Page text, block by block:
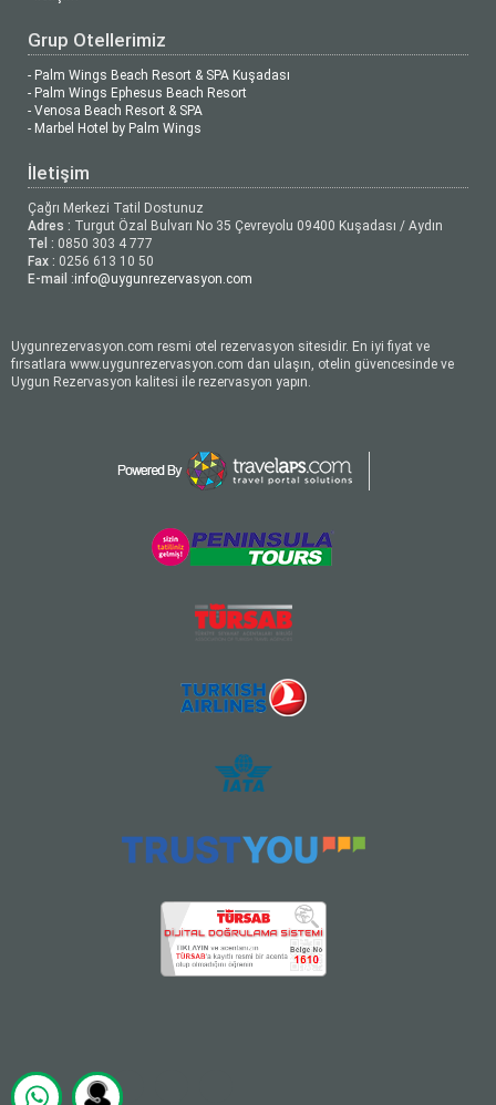
Grup Otellerimiz
- Palm Wings Beach Resort & SPA Kuşadası
- Palm Wings Ephesus Beach Resort
- Venosa Beach Resort & SPA
- Marbel Hotel by Palm Wings
İletişim
Çağrı Merkezi Tatil Dostunuz
Adres : Turgut Özal Bulvarı No 35 Çevreyolu 09400 Kuşadası / Aydın
Tel : 0850 303 4 777
Fax : 0256 613 10 50
E-mail :info@uygunrezervasyon.com
Uygunrezervasyon.com resmi otel rezervasyon sitesidir. En iyi fiyat ve
fırsatlara www.uygunrezervasyon.com dan ulaşın, otelin güvencesinde ve
Uygun Rezervasyon kalitesi ile rezervasyon yapın.